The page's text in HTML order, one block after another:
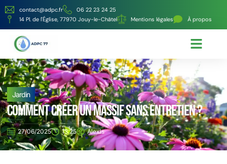
contact@adpc.fr
06 22 23 24 25
14 Pl. de l'Église, 77970 Jouy-le-Châtel
Mentions légales À propos
Jardin
Comment créer un massif sans entretien ?
27/06/2025 13:25 Alexis